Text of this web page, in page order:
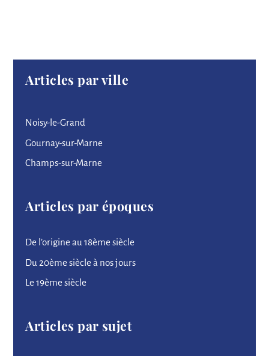
Articles par ville
Noisy-le-Grand
Gournay-sur-Marne
Champs-sur-Marne
Articles par époques
De l’origine au 18ème siècle
Du 20ème siècle à nos jours
Le 19ème siècle
Articles par sujet